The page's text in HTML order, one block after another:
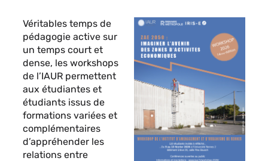
Contenu
sous
forme
de
paragraphes
Véritables temps de
pédagogie active sur
un temps court et
dense, les workshops
de l’IAUR permettent
aux étudiantes et
étudiants issus de
formations variées et
complémentaires
d’appréhender les
relations entre